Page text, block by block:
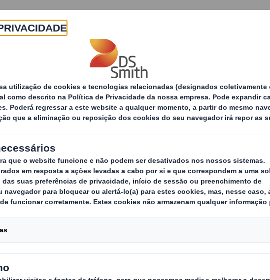
Sobre Produtos e Serviços
CONTEÚDO BLOQUEADO
Para ver este mapa, deve aceitar as cookies “funcionais"
ALTERAR AS MINHAS DEFINIÇÕES
Ver as localizações da International Paper